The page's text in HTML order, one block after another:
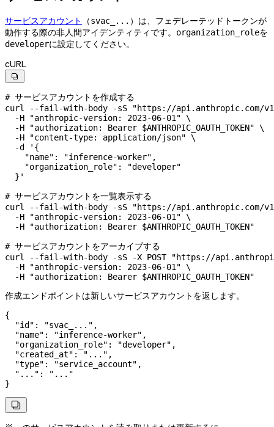
サービスアカウント （svac_... ）は、フェデレーテッドトークンが
動作する際の非人間アイデンティティです。
organization_roleを
developerに設定してください。
cURL

# サービスアカウントを作成する
curl
--fail-with-body -sS "https://api.anthropic.com/
  -H
"anthropic-version: 2023-06-01" \
  -H
"authorization: Bearer $ANTHROPIC_OAUTH_TOKEN" \
  -H
"content-type: application/json" \
  -d
'{
    "name": "inference-worker",
    "organization_role": "developer"
  }'
# サービスアカウントを一覧表示する
curl
--fail-with-body -sS "https://api.anthropic.com/
  -H
"anthropic-version: 2023-06-01" \
  -H
"authorization: Bearer $ANTHROPIC_OAUTH_TOKEN"
# サービスアカウントをアーカイブする
curl
--fail-with-body -sS -X POST "https://
  -H
"anthropic-version: 2023-06-01" \
  -H
"authorization: Bearer $ANTHROPIC_OAUTH_TOKEN"
作成エンドポイントは新しいサービスアカウントを返します。
{
  "id"
: "svac_..." ,
  "name"
: "inference-worker" ,
  "organization_role"
: "developer" ,
  "created_at"
: "..." ,
  "type"
: "service_account" ,
  "..."
:
"..."
}
